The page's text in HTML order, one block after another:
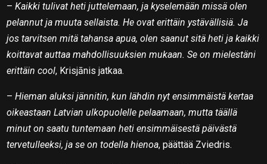
–Kaikki tulivat heti juttelemaan, ja kyselemään missä olen
pelannut ja muuta sellaista. He ovat erittäin ystävällisiä. Ja
jos tarvitsen mitä tahansa apua, olen saanut sitä heti ja kaikki
koittavat auttaa mahdollisuuksien mukaan. Se on mielestäni
erittäin cool, Krisjānis jatkaa.
–Hieman aluksi jännitin, kun lähdin nyt ensimmäistä kertaa
oikeastaan Latvian ulkopuolelle pelaamaan, mutta täällä
minut on saatu tuntemaan heti ensimmäisestä päivästä
tervetulleeksi, ja se on todella hienoa, päättää Zviedris.